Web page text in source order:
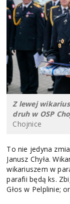
Z lewej
druh w OSP
Chojnice
To nie jedyna
Janusz Chyła.
wikariuszem w
parafii będą ks.
Głos w Pelplinie;